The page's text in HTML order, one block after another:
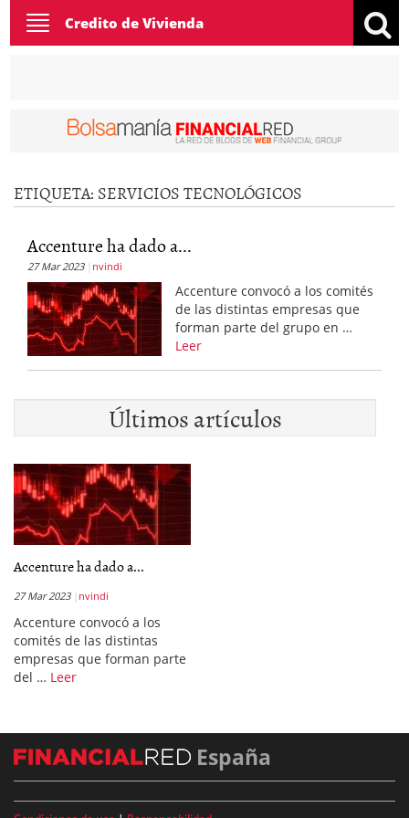
Toggle
navigation
Credito de Vivienda
ETIQUETA: SERVICIOS TECNOLÓGICOS
Accenture ha dado a...
27 Mar 2023 nvindi
Accenture convocó a los comités
de las distintas empresas que
forman parte del grupo en …
Leer
Últimos artículos
Accenture ha dado a...
27 Mar 2023 nvindi
Accenture convocó a los
comités de las distintas
empresas que forman parte
del … Leer
España